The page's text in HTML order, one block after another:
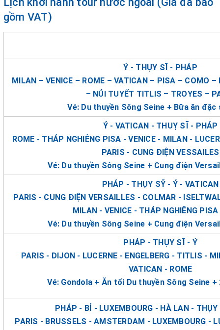
gồm VAT)
Ý - THỤY SĨ - PHÁP
MILAN – VENICE – ROME – VATICAN – PISA – COMO –
– NÚI TUYẾT TITLIS – TROYES –
Vé: Du thuyền Sông Seine + Bữa ăn đặc
Ý - VATICAN - THUỴ SĨ - PHÁP
ROME - THÁP NGHIÊNG PISA - VENICE - MILAN -
PARIS - CUNG ĐIỆN VESSAILES
Vé: Du thuyền Sông Seine + Cung điện
PHÁP - THỤY SỸ - Ý - VATICAN
PARIS - CUNG ĐIỆN VERSAILLES - COLMAR -
MILAN - VENICE - THÁP NGHIÊNG
Vé: Du thuyền Sông Seine + Cung điện
PHÁP - THỤY SĨ - Ý
PARIS - DIJON - LUCERNE - ENGELBERG - TITLIS -
VATICAN - ROME
Vé: Gondola + Ăn tối Du thuyền Sông Seine
PHÁP - BỈ - LUXEMBOURG - HÀ LAN -
PARIS - BRUSSELS - AMSTERDAM - LUXEMBOURG -